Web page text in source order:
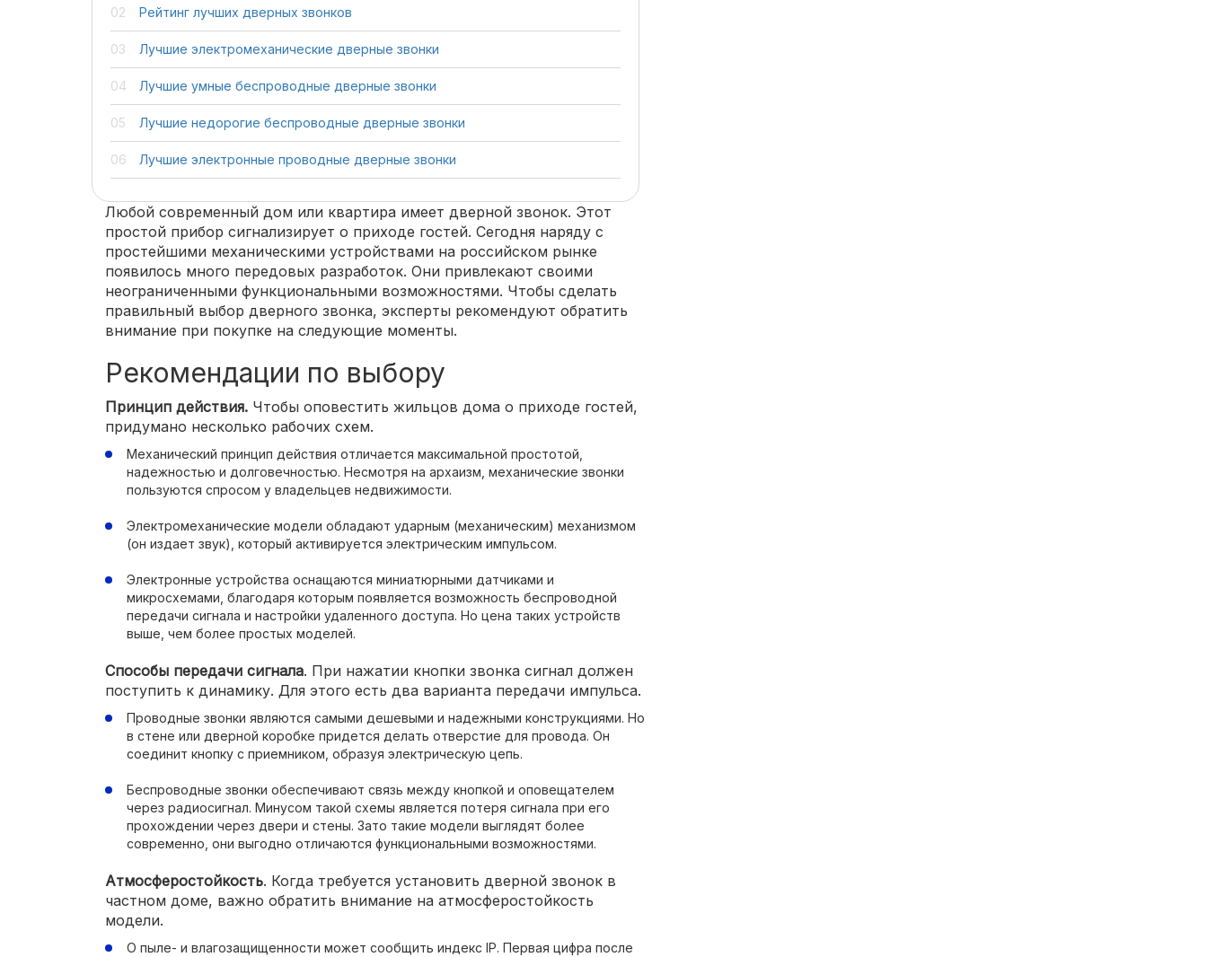
Рейтинг лучших дверных звонков
Лучшие электромеханические дверные звонки
Лучшие умные беспроводные дверные звонки
Лучшие недорогие беспроводные дверные звонки
Лучшие электронные проводные дверные звонки
Любой современный дом или квартира имеет дверной звонок. Этот
простой прибор сигнализирует о приходе гостей. Сегодня наряду с
простейшими механическими устройствами на российском рынке
появилось много передовых разработок. Они привлекают своими
неограниченными функциональными возможностями. Чтобы сделать
правильный выбор дверного звонка, эксперты рекомендуют обратить
внимание при покупке на следующие моменты.
Рекомендации по выбору
Принцип действия. Чтобы оповестить жильцов дома о приходе гостей,
придумано несколько рабочих схем.
Механический принцип действия отличается максимальной простотой,
надежностью и долговечностью. Несмотря на архаизм, механические звонки
пользуются спросом у владельцев недвижимости.
Электромеханические модели обладают ударным (механическим) механизмом
(он издает звук), который активируется электрическим импульсом.
Электронные устройства оснащаются миниатюрными датчиками и
микросхемами, благодаря которым появляется возможность беспроводной
передачи сигнала и настройки удаленного доступа. Но цена таких устройств
выше, чем более простых моделей.
Способы передачи сигнала. При нажатии кнопки звонка сигнал должен
поступить к динамику. Для этого есть два варианта передачи импульса.
Проводные звонки являются самыми дешевыми и надежными конструкциями. Но
в стене или дверной коробке придется делать отверстие для провода. Он
соединит кнопку с приемником, образуя электрическую цепь.
Беспроводные звонки обеспечивают связь между кнопкой и оповещателем
через радиосигнал. Минусом такой схемы является потеря сигнала при его
прохождении через двери и стены. Зато такие модели выглядят более
современно, они выгодно отличаются функциональными возможностями.
Атмосферостойкость. Когда требуется установить дверной звонок в
частном доме, важно обратить внимание на атмосферостойкость
модели.
О пыле- и влагозащищенности может сообщить индекс IP. Первая цифра после